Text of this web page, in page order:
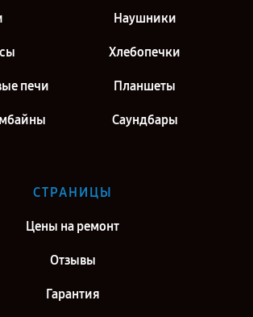
Наушники
Хлебопечки
печи Планшеты
Саундбары
СТРАНИЦЫ
Цены на ремонт
Отзывы
Гарантия